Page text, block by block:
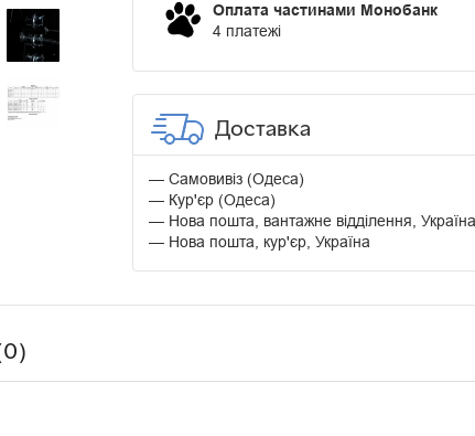
Оплата частинами Монобанк
4 платежі
Доставка
Самовивіз (Одеса)
Кур'єр (Одеса)
Нова пошта, вантажне відділення, Україна
Нова пошта, кур'єр, Україна